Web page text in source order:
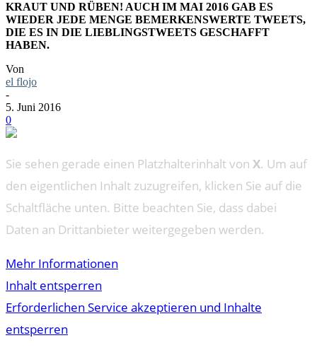
KRAUT UND RÜBEN! AUCH IM MAI 2016 GAB ES
WIEDER JEDE MENGE BEMERKENSWERTE TWEETS,
DIE ES IN DIE LIEBLINGSTWEETS GESCHAFFT
HABEN.
Von
el flojo
-
5. Juni 2016
0
Sie sehen gerade einen Platzhalterinhalt von X. Um auf
den eigentlichen Inhalt zuzugreifen, klicken Sie auf die
Schaltfläche unten. Bitte beachten Sie, dass dabei
Daten an Drittanbieter weitergegeben werden.
Mehr Informationen
Inhalt entsperren
Erforderlichen Service akzeptieren und Inhalte
entsperren